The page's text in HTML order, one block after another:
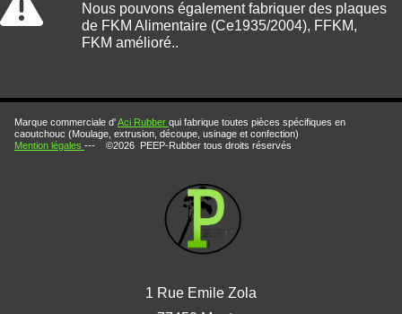
Nous pouvons également fabriquer des plaques
de FKM Alimentaire (Ce1935/2004), FFKM,
FKM amélioré..
Marque commerciale d'Aci Rubber qui fabrique toutes pièces spécifiques en
caoutchouc (Moulage, extrusion, découpe, usinage et confection)
Mention légales --- ©2026 PEEP-Rubber tous droits réservés
1 Rue Emile Zola